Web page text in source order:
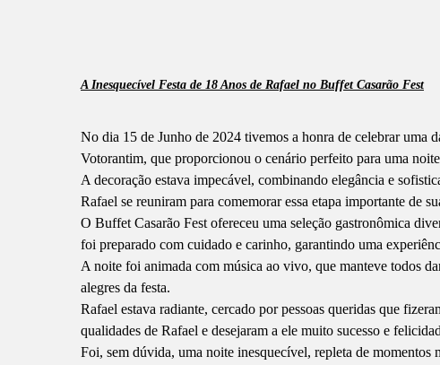
A Inesquecível Festa de 18 Anos de Rafael no Buffet Casarão Fest
No dia 15 de Junho de 2024 tivemos a honra de celebrar uma
Votorantim, que proporcionou o cenário perfeito para uma
A decoração estava impecável, combinando elegância e
Rafael se reuniram para comemorar essa etapa importante de
O Buffet Casarão Fest ofereceu uma seleção gastronômica
foi preparado com cuidado e carinho, garantindo uma
A noite foi animada com música ao vivo, que manteve todos
alegres da festa.
Rafael estava radiante, cercado por pessoas queridas que
qualidades de Rafael e desejaram a ele muito sucesso e
Foi, sem dúvida, uma noite inesquecível, repleta de momentos